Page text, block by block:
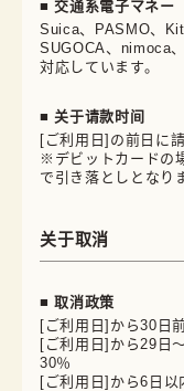
■ 交通系電子マネー
Suica、PASMO、
SUGOCA、nimoca
対応しています。
■ 关于请款时间
[ご利用日]の前日に
※デビットカードの
で引き落としとなり
关于取消
■ 取消政策
[ご利用日]から30日
[ご利用日]から29日
30％
[ご利用日]から6日